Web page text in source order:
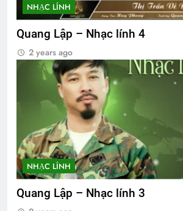
NHẠC LÍNH
Quang Lập – Nhạc lính 4
2 years ago
NHẠC LÍNH
Quang Lập – Nhạc lính 3